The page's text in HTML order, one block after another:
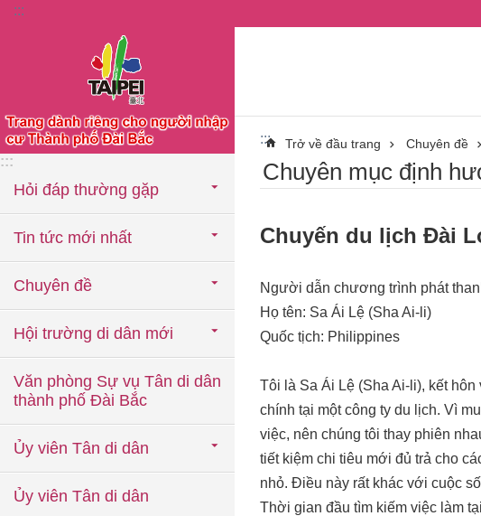
Chuyển đến khối nội dung chính
:::
:::
Hỏi đáp thường gặp
Tin tức mới nhất
Chuyên đề
Hội trường di dân mới
Văn phòng Sự vụ Tân di dân
thành phố Đài Bắc
Ủy viên Tân di dân
Ủy viên Tân di dân
::: Trở về đầu trang Chuyên đề
Chuyên mục định
Chuyến du lịch Đài
Người dẫn chương trình phát
Họ tên: Sa Ái Lệ (Sha Ai-li)
Quốc tịch: Philippines
Tôi là Sa Ái Lệ (Sha Ai-li), kết
chính tại một công ty du lịch. Vì
việc, nên chúng tôi thay phiên
tiết kiệm chi tiêu mới đủ trả cho
nhỏ. Điều này rất khác với cuộc
Thời gian đầu tìm kiếm việc làm